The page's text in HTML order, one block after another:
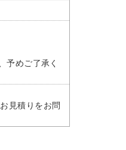
予めご了承く
見積りをお問